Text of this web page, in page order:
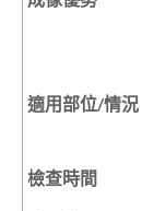
適用部位/情況
檢查時間